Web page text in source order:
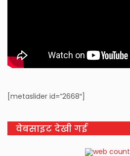
[metaslider id=”2668″]
वेबसाइट देखी गई